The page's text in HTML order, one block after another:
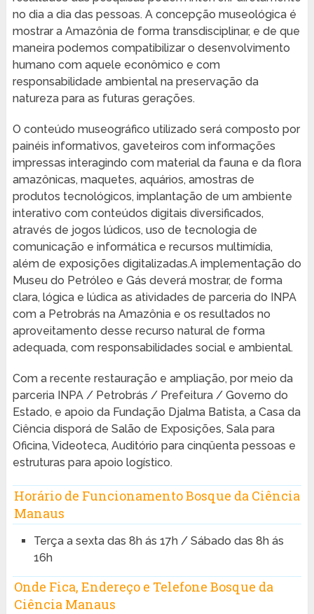
no dia a dia das pessoas. A concepção museológica é
mostrar a Amazônia de forma transdisciplinar, e de que
maneira podemos compatibilizar o desenvolvimento
humano com aquele econômico e com
responsabilidade ambiental na preservação da
natureza para as futuras gerações.
O conteúdo museográfico utilizado será composto por
painéis informativos, gaveteiros com informações
impressas interagindo com material da fauna e da flora
amazônicas, maquetes, aquários, amostras de
produtos tecnológicos, implantação de um ambiente
interativo com conteúdos digitais diversificados,
através de jogos lúdicos, uso de tecnologia de
comunicação e informática e recursos multimídia,
além de exposições digitalizadas.A implementação do
Museu do Petróleo e Gás deverá mostrar, de forma
clara, lógica e lúdica as atividades de parceria do INPA
com a Petrobrás na Amazônia e os resultados no
aproveitamento desse recurso natural de forma
adequada, com responsabilidades social e ambiental.
Com a recente restauração e ampliação, por meio da
parceria INPA / Petrobrás / Prefeitura / Governo do
Estado, e apoio da Fundação Djalma Batista, a Casa da
Ciência disporá de Salão de Exposições, Sala para
Oficina, Videoteca, Auditório para cinqüenta pessoas e
estruturas para apoio logístico.
Horário de Funcionamento Bosque da Ciência
Manaus
Terça a sexta das 8h ás 17h / Sábado das 8h ás
16h
Onde Fica, Endereço e Telefone Bosque da
Ciência Manaus